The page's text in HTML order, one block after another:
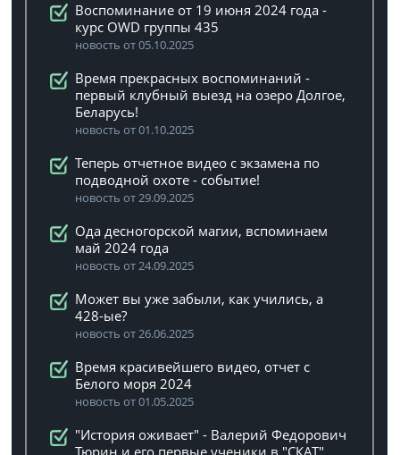
Воспоминание от 19 июня 2024 года -
курс OWD группы 435
новость от 05.10.2025
Время прекрасных воспоминаний -
первый клубный выезд на озеро Долгое,
Беларусь!
новость от 01.10.2025
Теперь отчетное видео с экзамена по
подводной охоте - событие!
новость от 29.09.2025
Ода десногорской магии, вспоминаем
май 2024 года
новость от 24.09.2025
Может вы уже забыли, как учились, а
428-ые?
новость от 26.06.2025
Время красивейшего видео, отчет с
Белого моря 2024
новость от 01.05.2025
"История оживает" - Валерий Федорович
Тюрин и его первые ученики в "СКАТ"